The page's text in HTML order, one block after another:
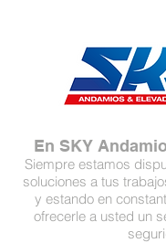
En SKY
Siempre estamos
soluciones a tus
y estando en
ofrecerle a usted un